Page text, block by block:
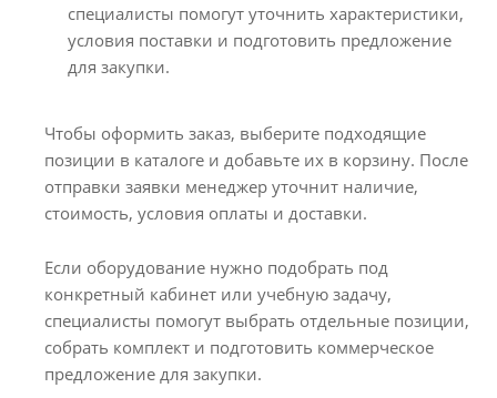
специалисты помогут уточнить характеристики,
условия поставки и подготовить предложение
для закупки.
Чтобы оформить заказ, выберите подходящие
позиции в каталоге и добавьте их в корзину. После
отправки заявки менеджер уточнит наличие,
стоимость, условия оплаты и доставки.
Если оборудование нужно подобрать под
конкретный кабинет или учебную задачу,
специалисты помогут выбрать отдельные позиции,
собрать комплект и подготовить коммерческое
предложение для закупки.